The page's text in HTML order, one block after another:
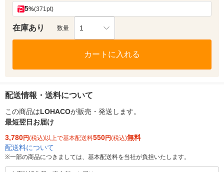
5%(371pt)
在庫あり 数量 1
カートに入れる
配送情報・送料について
この商品はLOHACOが販売・発送します。
最短翌日お届け
3,780円(税込)以上で基本配送料550円(税込)無料
配送料について
※一部の商品につきましては、基本配送料を当社が負担いたします。